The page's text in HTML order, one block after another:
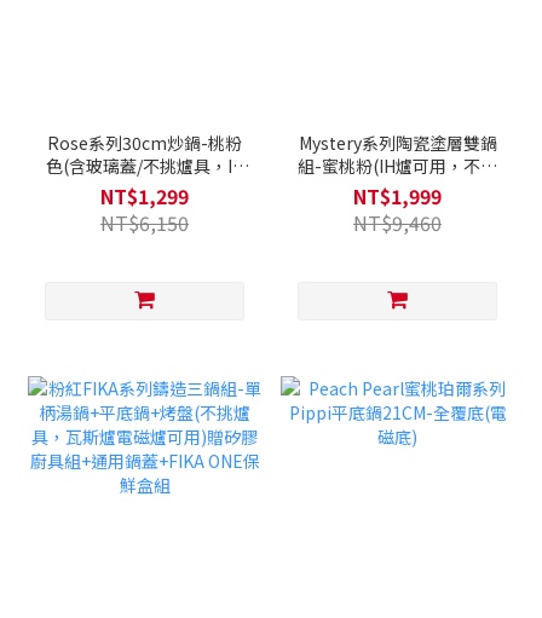
Rose系列30cm炒鍋-桃粉
色(含玻璃蓋/不挑爐具，IH
爐適用)
NT$1,299
NT$6,150
Mystery系列陶瓷塗層雙鍋
組-蜜桃粉(IH爐可用，不挑
爐具)
NT$1,999
NT$9,460